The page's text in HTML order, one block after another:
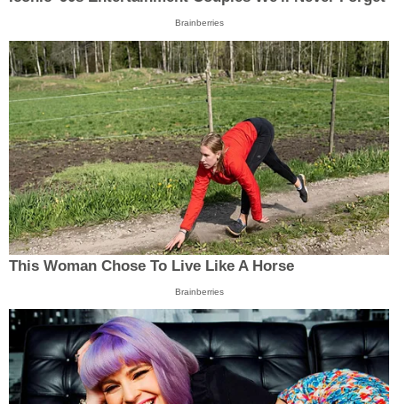
Brainberries
This Woman Chose To Live Like A Horse
Brainberries